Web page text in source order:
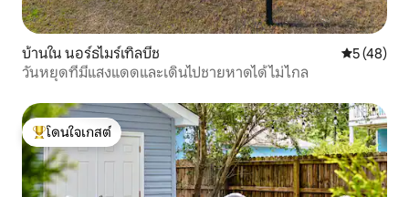
บ้านใน นอร์ธไมร์เทิลบีช คะแนนเฉลี่
5 (48)
วันหยุดที่มีแสงแดดและเดินไปชายหาดได้ไม่ไกล
โดนใจเกสต์ที่สุด
โดนใจเกสต์